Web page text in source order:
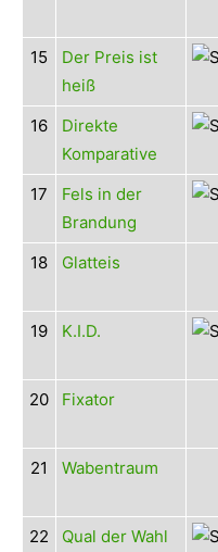
15
Der Preis ist
heiß
16
Direkte
Komparative
17
Fels in der
Brandung
18 Glatteis
19 K.I.D.
20 Fixator
21 Wabentraum
22 Qual der Wahl